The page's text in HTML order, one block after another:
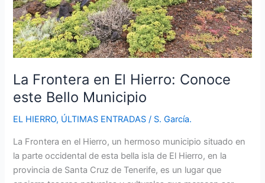
La Frontera en El Hierro: Conoce
este Bello Municipio
EL HIERRO, ÚLTIMAS ENTRADAS / S. García.
La Frontera en el Hierro, un hermoso municipio situado en
la parte occidental de esta bella isla de El Hierro, en la
provincia de Santa Cruz de Tenerife, es un lugar que